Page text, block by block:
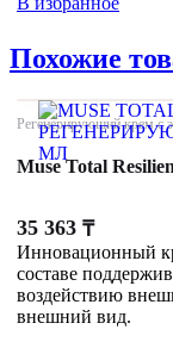
Похожие
Регенерирующий крем с
Muse Total
35 363 ₸
Инновационный
составе
воздействию
внешний вид.